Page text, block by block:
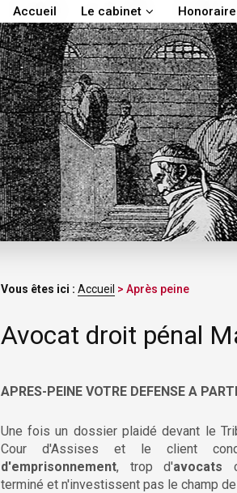
Accueil Le cabinet
Vous êtes ici : Accueil > Après peine
Avocat droit pénal
APRES-PEINE VOTRE DEFENSE A
Une fois un dossier plaidé devant le
Cour d'Assises et le client
d'emprisonnement, trop d'avocats
terminé et n'investissent pas le champ